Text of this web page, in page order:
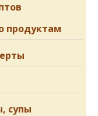
продуктам
супы